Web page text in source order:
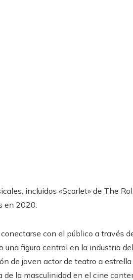
incluidos «Scarlet» de The
en 2020.
con el público a través
una figura central en la industria
de joven actor de teatro a
la masculinidad en el cine